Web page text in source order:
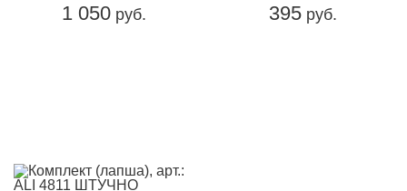
1 050 руб. 395 руб.